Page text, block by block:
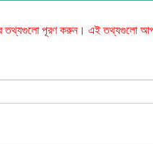
তথ্যগুলো পূরণ করুন। এই তথ্যগুলো